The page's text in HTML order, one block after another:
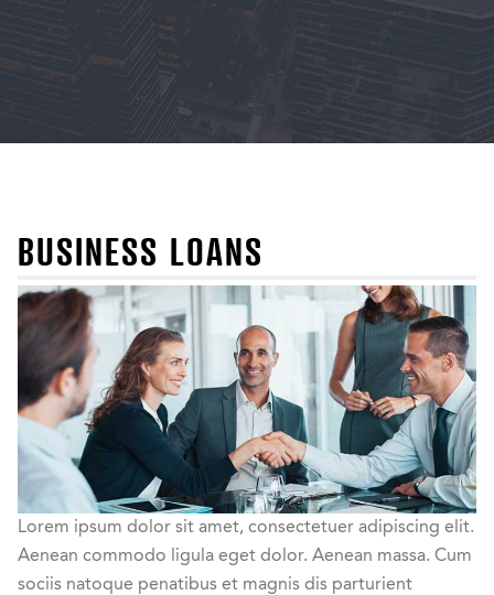
BUSINESS LOANS
Lorem ipsum dolor sit amet, consectetuer adipiscing elit.
Aenean commodo ligula eget dolor. Aenean massa. Cum
sociis natoque penatibus et magnis dis parturient